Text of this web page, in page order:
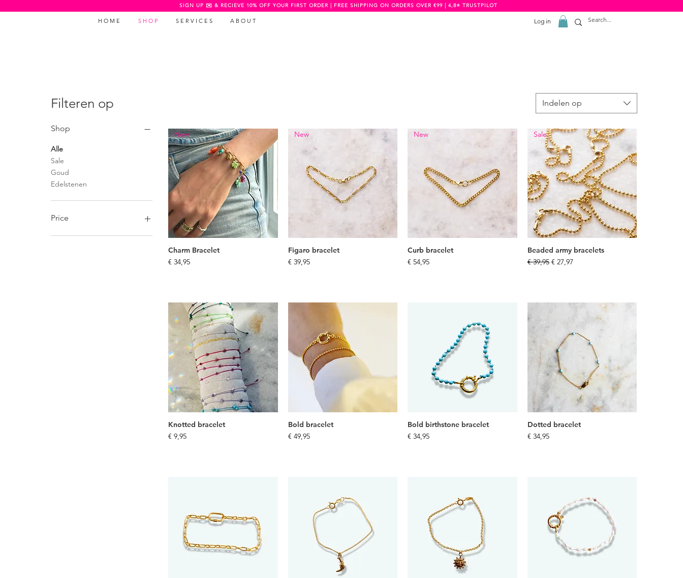
H O M E S H O P S E R V I C E S A B O U T Log in
SIGN UP ✉️ & RECIEVE 10% OFF YOUR FIRST ORDER | FREE SHIPPING ON ORDERS OVER €99 | 4,8⭐️ TRUSTPILOT
Filteren op
Shop
Alle
Sale
Goud
Edelstenen
Price
Indelen op
New
Charm Bracelet
Prijs
€ 34,95
New
Figaro bracelet
Prijs
€ 39,95
New
Curb bracelet
Prijs
€ 54,95
Sale
Beaded army bracelets
Normale prijs
€ 39,95 Verkoopprijs
€ 27,97
Knotted bracelet
Prijs
€ 9,95
Bold bracelet
Prijs
€ 49,95
Bold birthstone bracelet
Prijs
€ 34,95
Dotted bracelet
Prijs
€ 34,95